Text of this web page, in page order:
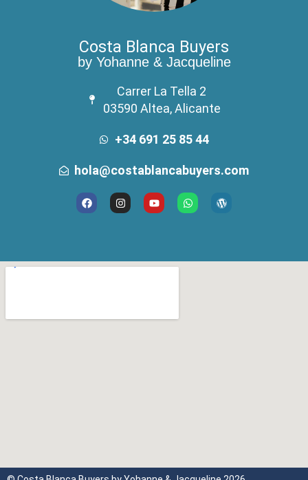
Costa Blanca Buyers
by Yohanne & Jacqueline
Carrer La Tella 2
03590 Altea, Alicante
+34 691 25 85 44
hola@costablancabuyers.com